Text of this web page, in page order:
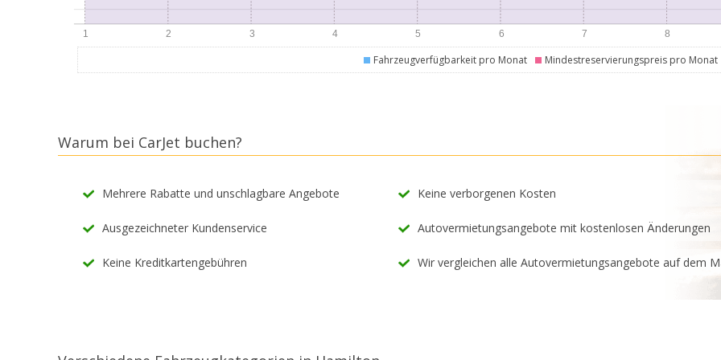
Fahrzeugverfügbarkeit pro Monat Mindestreservierungspreis pro Monat
Warum bei CarJet buchen?
Mehrere Rabatte und unschlagbare Angebote Keine verborgenen Kosten
Ausgezeichneter Kundenservice Autovermietungsangebote mit kostenlosen Änderungen
Keine Kreditkartengebühren Wir vergleichen alle Autovermietungsangebote auf dem